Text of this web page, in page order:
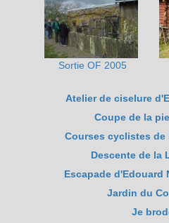
Sortie OF 2005
Atelier de ciselure
Coupe de la
Courses cyclistes de
Descente de la
Escapade d'Edouard
Jardin du
Je